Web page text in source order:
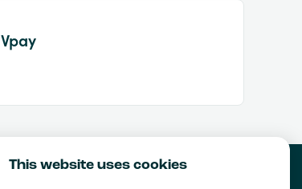
This website uses cookies
Vpay